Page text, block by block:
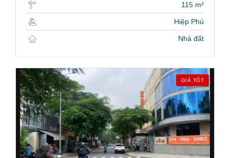
115 m²
Hiệp Phú
Nhà đất
GIÁ TỐT